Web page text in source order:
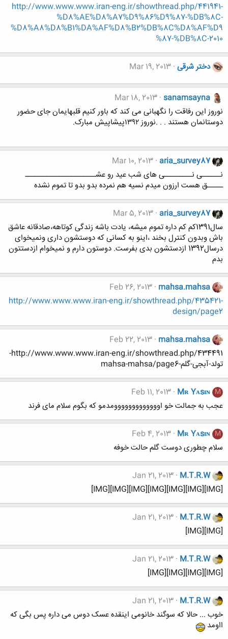
http://www.www.www.iran-eng.ir/showthread.php/441941-
%D8%AE%D8%A7%D9%86%D9%87-%DB%8C-
%D8%A8%D8%B1%DA%AF%D8%B2%DB%8C%D8%AF%D9
%87-%DB%8C-2010
دختر شرقی Mar 19, 2013
sanamsayna
Mar 18, 2013
نوروز این رفاقت را نگهبانی می کند که باور کنیم قلبهایمان جای حضور
دوستانمان هستند . . .نوروز ۱۳۹۲پیشاپیش مبارک.
aria_survey87
Mar 10, 2013
نــــــی نـــــــــی های شب عید رو عشـــــــــــــــــــــــ
ـــــق هست ارزون میدم نسیه هم نمرده بدو بدو تا تموم نشده
aria_survey87
Mar 5, 2013
سال1391کم کم داره تموم میشه، یادت باشه زندگی کوتاهه،صادقانه عاشق
باش وبدون کنترل بخند ،اینو به کسانی که دوستشون داری ونمیخوای
درسال1392 ازدستشون بدی بفرست. دوستون دارم و نمیخوام ازدستتون
بدم
mahsa.mahsa
Feb 26, 2013
http://www.www.www.iran-eng.ir/showthread.php/435421-
design/page2
mahsa.mahsa
Feb 22, 2013
http://www.www.www.iran-eng.ir/showthread.php/434491-
تولد-آبجی-گلم-mahsa-mahsa/page6
M
Mʀ Yᴀsɪɴ
Feb 11, 2013
عجب به جمالت خو اووووووووووووومدمو که بگوم سلام مای فرند
M
Mʀ Yᴀsɪɴ
Feb 4, 2013
سلام چطوری دوست گلم حالت خوفه
M.T.R.W
Jan 21, 2013
[IMG][IMG][IMG][IMG][IMG][IMG][IMG]
M.T.R.W
Jan 21, 2013
[IMG][IMG]
M.T.R.W
Jan 21, 2013
[IMG][IMG][IMG][IMG]
M.T.R.W
Jan 21, 2013
خوب ... حالا که سوگند خانومی اینقده عسک دوس می داره پس بگی که
ااومد